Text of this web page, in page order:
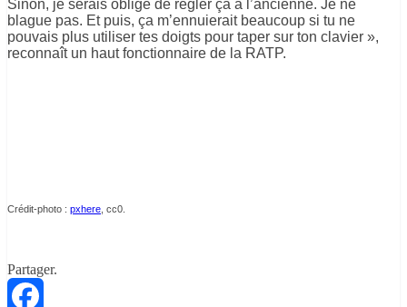
Sinon, je serais obligé de régler ça à l’ancienne. Je ne
blague pas. Et puis, ça m’ennuierait beaucoup si tu ne
pouvais plus utiliser tes doigts pour taper sur ton clavier »,
reconnaît un haut fonctionnaire de la RATP.
Crédit-photo : pxhere , cc0.
Partager.